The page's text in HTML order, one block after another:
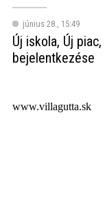
június 28., 15:49
Új iskola, Új
bejelentkezése
www.villagutta.sk